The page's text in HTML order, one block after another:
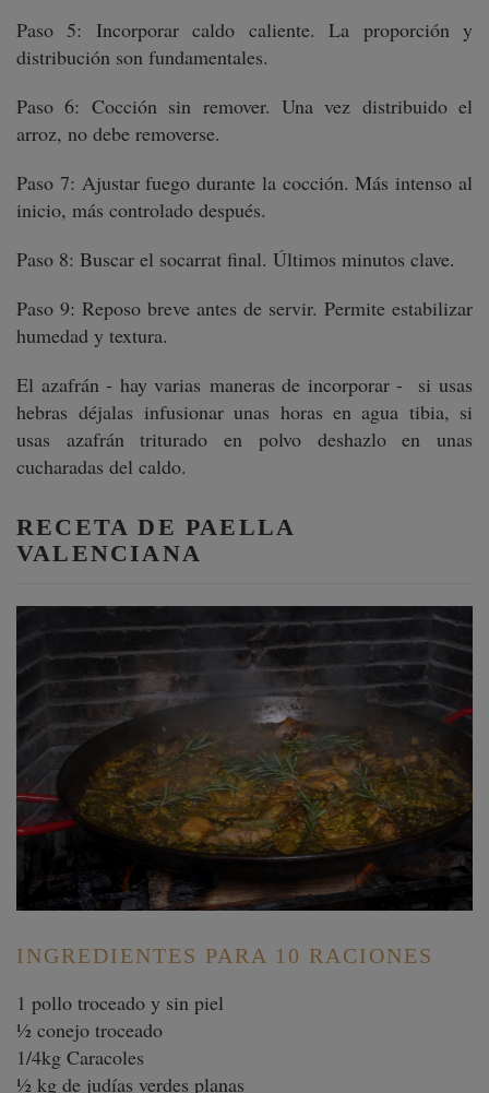
Paso 5: Incorporar caldo caliente. La proporción y
distribución son fundamentales.
Paso 6: Cocción sin remover. Una vez distribuido el
arroz, no debe removerse.
Paso 7: Ajustar fuego durante la cocción. Más intenso al
inicio, más controlado después.
Paso 8: Buscar el socarrat final. Últimos minutos clave.
Paso 9: Reposo breve antes de servir. Permite estabilizar
humedad y textura.
El azafrán - hay varias maneras de incorporar - si usas
hebras déjalas infusionar unas horas en agua tibia, si
usas azafrán triturado en polvo deshazlo en unas
cucharadas del caldo.
RECETA DE PAELLA
VALENCIANA
INGREDIENTES PARA 10 RACIONES
1 pollo troceado y sin piel
½ conejo troceado
1/4kg Caracoles
½ kg de judías verdes planas